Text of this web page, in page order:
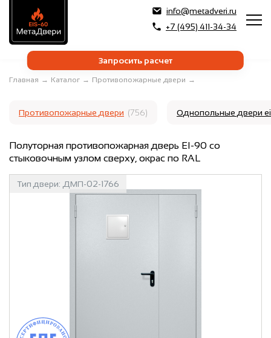
info@metadveri.ru
+7 (495) 411-34-34
Запросить расчет
Главная → Каталог → Противопожарные двери →
Противопожарные двери (756) Однопольные двери
Полуторная противопожарная дверь EI-90 со
стыковочным узлом сверху, окрас по RAL
Тип двери: ДМП-02-1766